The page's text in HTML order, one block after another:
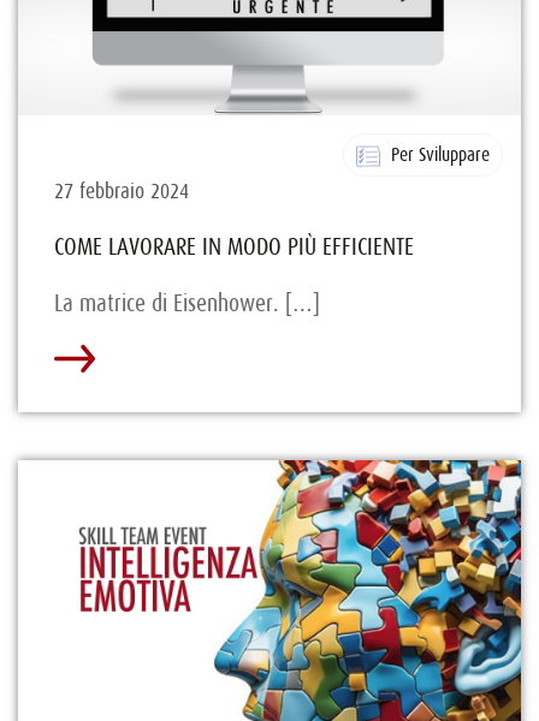
Per Sviluppare
27 febbraio 2024
COME LAVORARE IN MODO PIÙ EFFICIENTE
La matrice di Eisenhower. […]